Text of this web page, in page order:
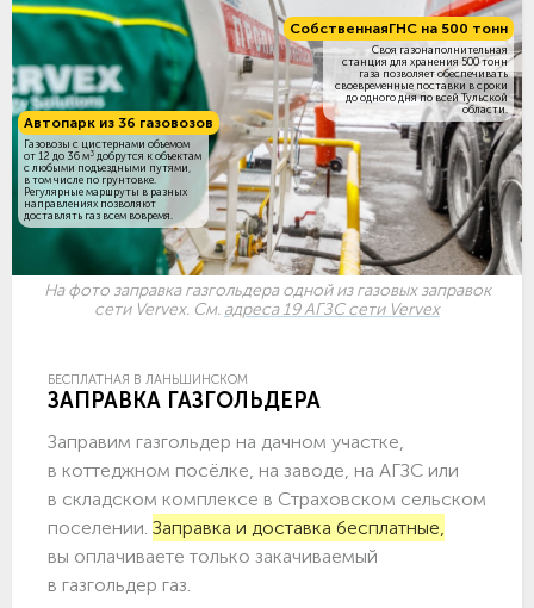
СобственнаяГНС на 500 тонн
Своя газонаполнительная
станция для хранения 500 тонн
газа позволяет обеспечивать
своевременные поставки в сроки
до одного дня по всей Тульской
области.
Автопарк из 36 газовозов
Газовозы с цистернами объемом
от 12 до 36 м3 добрутся к объектам
c любыми подъездными путями,
в том числе по грунтовке.
Регулярные маршруты в разных
направлениях позволяют
доставлять газ всем вовремя.
На фото заправка газгольдера одной из газовых заправок
сети Vervex. См. адреса 19 АГЗС сети Vervex
БЕСПЛАТНАЯ В ЛАНЬШИНСКОМ
ЗАПРАВКА ГАЗГОЛЬДЕРА
Заправим газгольдер на дачном участке,
в коттеджном посёлке, на заводе, на АГЗС или
в складском комплексе в Страховском сельском
поселении. Заправка и доставка бесплатные,
вы оплачиваете только закачиваемый
в газгольдер газ.